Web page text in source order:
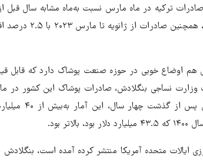
و به ۲۳.۶ میلیارد
هم اوضاع خوبی در حوزه صنعت پوشاک دارد که قابل
میلیون دلار
بود.
ایالات متحده آمریکا منتشر کرده آمده است،